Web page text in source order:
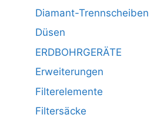
Diamant-Trennscheiben
Düsen
ERDBOHRGERÄTE
Erweiterungen
Filterelemente
Filtersäcke